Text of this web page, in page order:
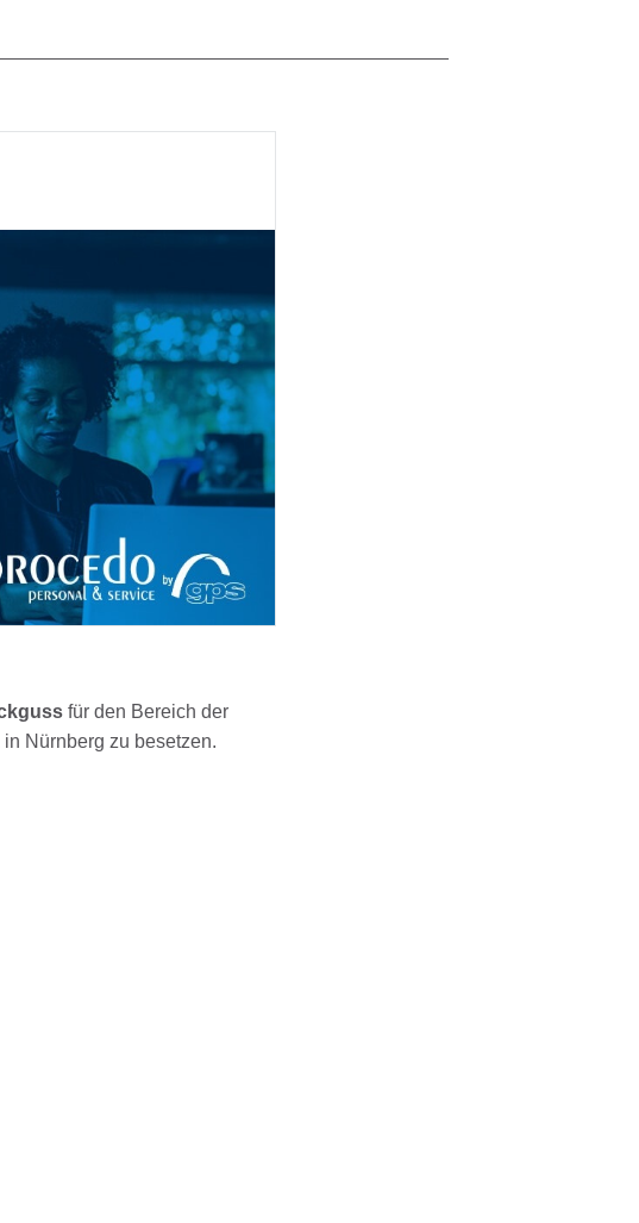
für den Bereich der
Nürnberg zu besetzen.